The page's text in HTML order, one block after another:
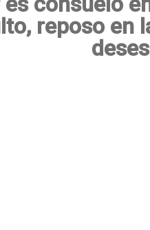
reposo en